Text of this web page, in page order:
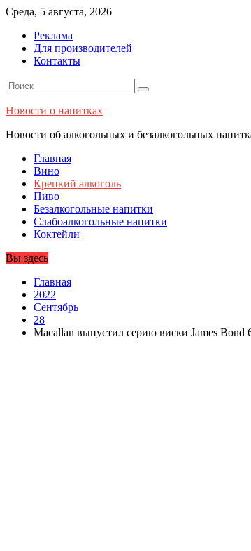
Перейти
содержимому
Среда, 5 августа, 2026
Реклама
Для производителей
Контакты
Новости о напитках
Новости об алкогольных и безалкогольных
Главная
Вино
Крепкий алкоголь
Пиво
Безалкогольные напитки
Слабоалкогольные напитки
Коктейли
Вы здесь
Главная
2022
Сентябрь
28
Macallan выпустил серию виски James Bond